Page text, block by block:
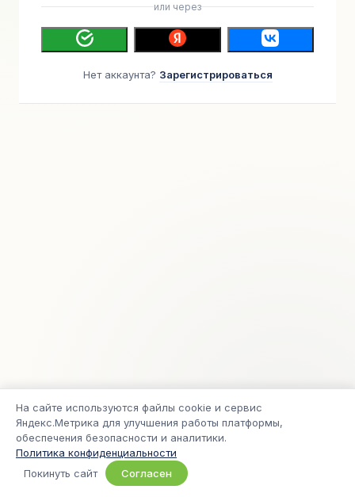
или через
Нет аккаунта? Зарегистрироваться
© 2005–2026 Freelance.ru
Приватность
На сайте используются файлы cookie и сервис
Яндекс.Метрика для улучшения работы платформы,
обеспечения безопасности и аналитики.
Политика конфиденциальности
Покинуть сайт
Согласен